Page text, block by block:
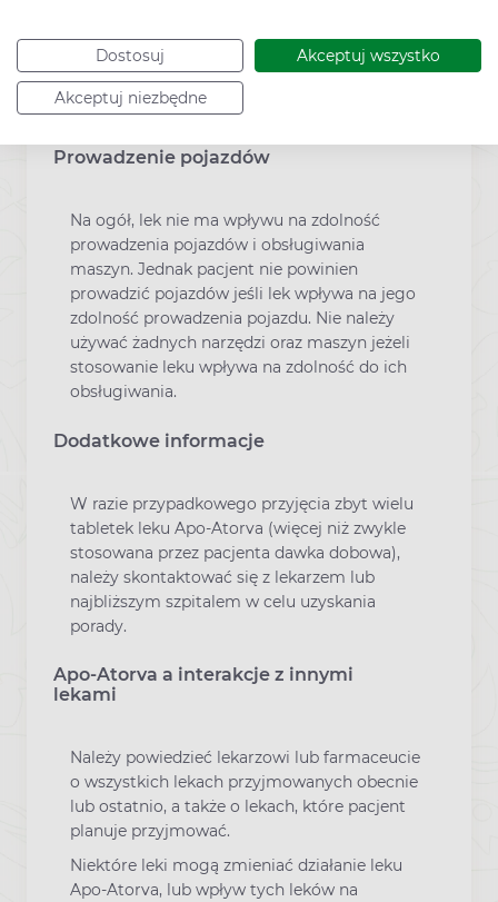
Dostosuj Akceptuj wszystko
Akceptuj niezbędne
lub gdy planuje mieć dziecko, powinna
poradzić się lekarza lub farmaceuty przed
zastosowaniem tego leku.
Prowadzenie pojazdów
Na ogół, lek nie ma wpływu na zdolność
prowadzenia pojazdów i obsługiwania
maszyn. Jednak pacjent nie powinien
prowadzić pojazdów jeśli lek wpływa na jego
zdolność prowadzenia pojazdu. Nie należy
używać żadnych narzędzi oraz maszyn jeżeli
stosowanie leku wpływa na zdolność do ich
obsługiwania.
Dodatkowe informacje
W razie przypadkowego przyjęcia zbyt wielu
tabletek leku Apo-Atorva (więcej niż zwykle
stosowana przez pacjenta dawka dobowa),
należy skontaktować się z lekarzem lub
najbliższym szpitalem w celu uzyskania
porady.
Apo-Atorva a interakcje z innymi
lekami
Należy powiedzieć lekarzowi lub farmaceucie
o wszystkich lekach przyjmowanych obecnie
lub ostatnio, a także o lekach, które pacjent
planuje przyjmować.
Niektóre leki mogą zmieniać działanie leku
Apo-Atorva, lub wpływ tych leków na